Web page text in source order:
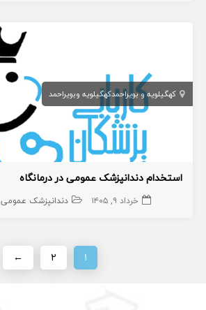
کهگیلویه و بویراحمدکهگیلویه وبویراحمد
استخدام دندانپزشک عمومی در درمانگاه
خرداد ۹, ۱۴۰۵ دندانپزشک عمومی
۱ ۲ ←